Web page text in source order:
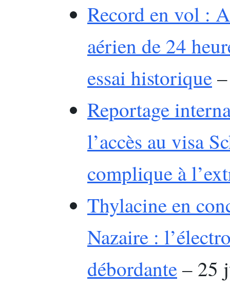
Record en vol :
aérien de 24
essai historique
Reportage
l’accès au visa
complique à
Thylacine en
Nazaire :
débordante– 25